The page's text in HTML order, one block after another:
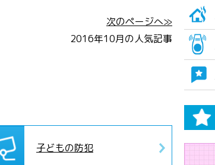
次のページへ≫
2016年10月の人気記事
子どもの防犯